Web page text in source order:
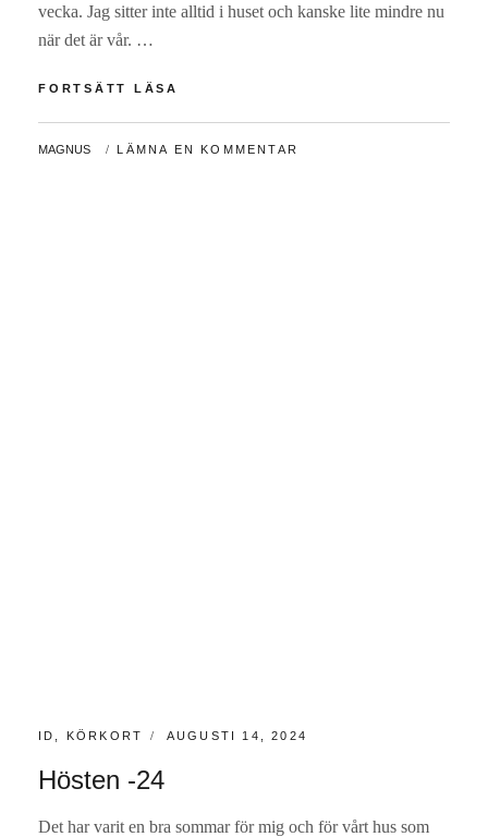
vecka. Jag sitter inte alltid i huset och kanske lite mindre nu
när det är vår. …
FORTSÄTT LÄSA
DIG
AV
MAGNUS LÄMNA EN KOMMENTAR
KATEGORIER:
ID KÖRKORT PUBLICERAT
AUGUSTI 14, 2024
Hösten -24
Det har varit en bra sommar för mig och för vårt hus som